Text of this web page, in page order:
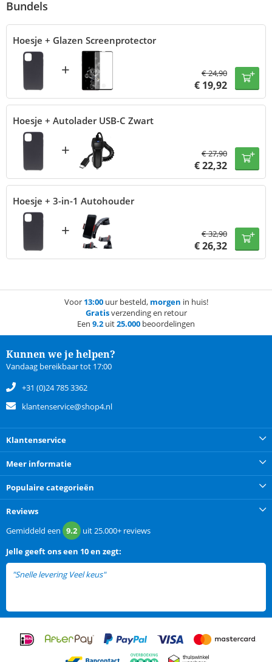
Bundels
Hoesje + Glazen Screenprotector
+ €24,90
€ 19,92
Hoesje + Autolader USB-C Zwart
+ €27,90
€22,32
Hoesje + 3-in-1 Autohouder
+ €32,90
€26,32
Voor 13:00uur besteld, morgen in huis!
Gratisverzending en retour
Een 9.2 uit25.000 beoordelingen
Kunnen we je helpen?
Vandaag bereikbaar tot 17:00
+31 (0)24 785 3362
klantenservice@shop4.nl
Klantenservice
Meer informatie
Populaire categorieën
Reviews
Gemiddeld een 9.2 uit25.000+ reviews
Jellegeeft ons een 10 en zegt:
"Snelle levering Veel keus"